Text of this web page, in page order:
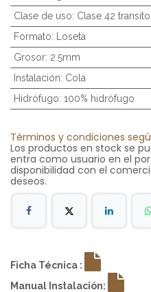
Clase de uso: Clase 42
Formato: Loseta
Grosor: 2.5mm
Instalación: Cola
Hidrófugo: 100% hidrófugo
Términos y condiciones
Los productos en stock se
entra como usuario en el
disponibilidad con el
deseos.
Ficha Técnica :
Manual Instalación: